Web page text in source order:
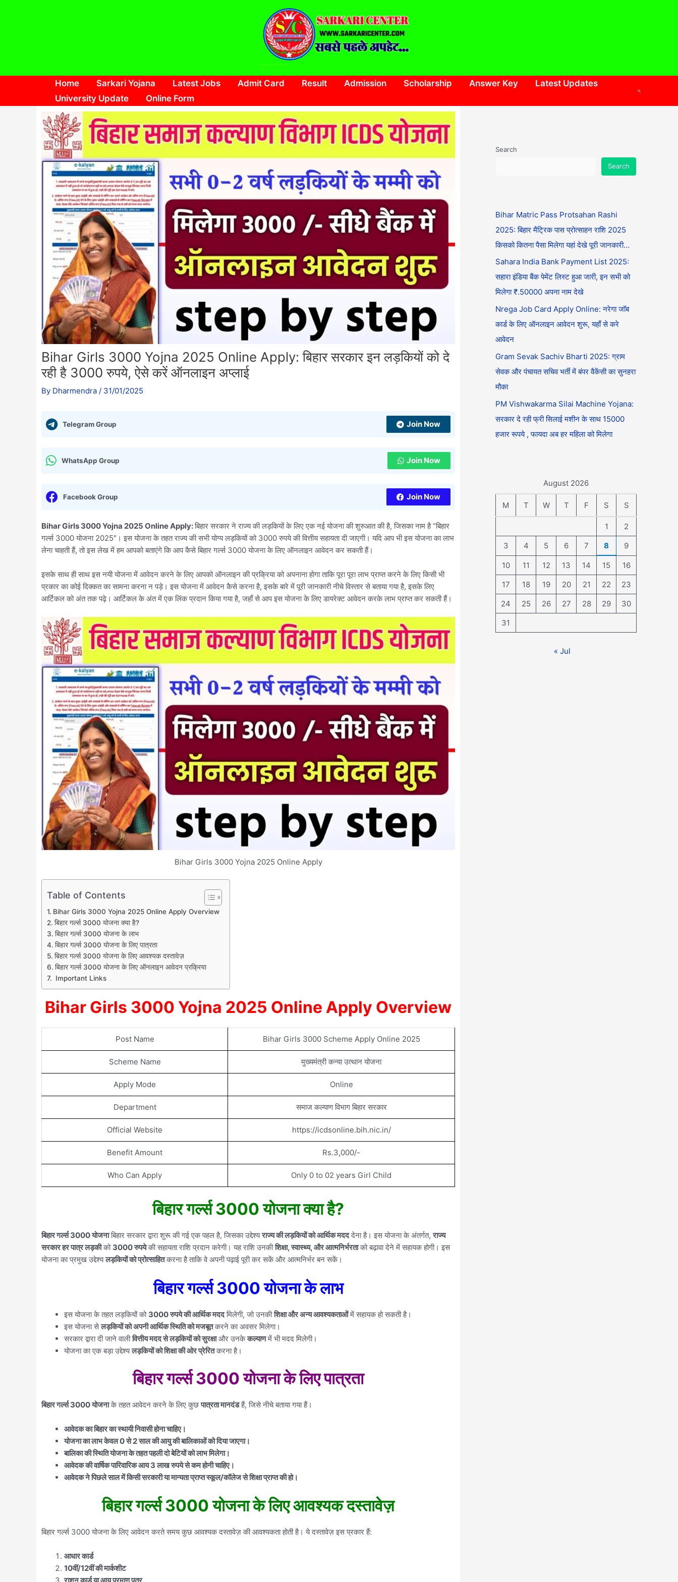
SARKARI CENTER
Home Sarkari Yojana Latest Jobs Admit Card Result Admission Scholarship Answer Key
Latest Updates
University Update
Online Form
Search
Bihar Girls 3000 Yojna 2025 Online Apply: बिहार सरकार इन लड़कियों को दे
रही है 3000 रुपये, ऐसे करें ऑनलाइन अप्लाई
By Dharmendra / 31/01/2025
Telegram Group Join Now
WhatsApp Group Join Now
Facebook Group Join Now
Bihar Girls 3000 Yojna 2025 Online Apply:बिहार सरकार ने राज्य की लड़कियों के लिए एक नई योजना की शुरुआत की है, जिसका नाम है “बिहार
गर्ल्स 3000 योजना 2025″। इस योजना के तहत राज्य की सभी योग्य लड़कियों को 3000 रुपये की वित्तीय सहायता दी जाएगी। यदि आप भी इस योजना का लाभ
लेना चाहती हैं, तो इस लेख में हम आपको बताएंगे कि आप कैसे बिहार गर्ल्स 3000 योजना के लिए ऑनलाइन आवेदन कर सकती हैं।
इसके साथ ही साथ इस नयी योजना में आवेदन करने के लिए आपको ऑनलाइन की प्रक्रिया को अपनाना होगा ताकि पूरा पूरा लाभ प्राप्त करने के लिए किसी भी
प्रकार का कोई दिक्कत का सामना करना न पड़े। इस योजना में आवेदन कैसे करना है, इसके बारे में पूरी जानकारी नीचे विस्तार से बताया गया है, इसके लिए
आर्टिकल को अंत तक पढ़े। आर्टिकल के अंत में एक लिंक प्रदान किया गया है, जहाँ से आप इस योजना के लिए डायरेक्ट आवेदन करके लाभ प्राप्त कर सकती हैं।
Bihar Girls 3000 Yojna 2025 Online Apply
Table of Contents
Bihar Girls 3000 Yojna 2025 Online Apply Overview
बिहार गर्ल्स 3000 योजना क्या है?
बिहार गर्ल्स 3000 योजना के लाभ
बिहार गर्ल्स 3000 योजना के लिए पात्रता
बिहार गर्ल्स 3000 योजना के लिए आवश्यक दस्तावेज़
बिहार गर्ल्स 3000 योजना के लिए ऑनलाइन आवेदन प्रक्रिया
Important Links
Bihar Girls 3000 Yojna 2025 Online Apply Overview
Post Name Bihar Girls 3000 Scheme Apply Online 2025
Scheme Name मुख्यमंत्री कन्या उत्थान योजना
Apply Mode Online
Department समाज कल्याण विभाग बिहार सरकार
Official Website https://icdsonline.bih.nic.in/
Benefit Amount Rs.3,000/-
Who Can Apply Only 0 to 02 years Girl Child
बिहार गर्ल्स 3000 योजना क्या है?
बिहार गर्ल्स 3000 योजनाबिहार सरकार द्वारा शुरू की गई एक पहल है, जिसका उद्देश्यराज्य की लड़कियों को आर्थिक मदददेना है। इस योजना के अंतर्गत,राज्य
सरकार हर पात्र लड़कीको 3000 रुपयेकी सहायता राशि प्रदान करेगी। यह राशि उनकीशिक्षा, स्वास्थ्य, और आत्मनिर्भरताको बढ़ावा देने में सहायक होगी। इस
योजना का प्रमुख उद्देश्यलड़कियों को प्रोत्साहितकरना है ताकि वे अपनी पढ़ाई पूरी कर सकें और आत्मनिर्भर बन सकें।
बिहार गर्ल्स 3000 योजना के लाभ
इस योजना के तहत लड़कियों को 3000 रुपये की आर्थिक मददमिलेगी, जो उनकीशिक्षा और अन्य आवश्यकताओंमें सहायक हो सकती है।
इस योजना सेलड़कियों को अपनी आर्थिक स्थिति को मजबूतकरने का अवसर मिलेगा।
सरकार द्वारा दी जाने वालीवित्तीय मदद से लड़कियों को सुरक्षाऔर उनकेकल्याणमें भी मदद मिलेगी।
योजना का एक बड़ा उद्देश्यलड़कियों को शिक्षा की ओर प्रेरितकरना है।
बिहार गर्ल्स 3000 योजना के लिए पात्रता
बिहार गर्ल्स 3000 योजनाके तहत आवेदन करने के लिए कुछपात्रता मानदंडहैं, जिसे नीचे बताया गया हैं।
आवेदक का बिहार का स्थायी निवासी होना चाहिए।
योजना का लाभ केवल 0 से 2 साल की आयु की बालिकाओं को दिया जाएगा।
बालिका की स्थिति योजना के तहत पहली दो बेटियों को लाभ मिलेगा।
आवेदक की वार्षिक पारिवारिक आय 3 लाख रुपये से कम होनी चाहिए।
आवेदक ने पिछले साल में किसी सरकारी या मान्यता प्राप्त स्कूल/कॉलेज से शिक्षा प्राप्त की हो।
बिहार गर्ल्स 3000 योजना के लिए आवश्यक दस्तावेज़
बिहार गर्ल्स 3000 योजना के लिए आवेदन करते समय कुछ आवश्यक दस्तावेज़ की आवश्यकता होती है। ये दस्तावेज़ इस प्रकार हैं:
आधार कार्ड
10वीं/12वीं की मार्कशीट
राशन कार्ड या आय प्रमाण पत्र
Search
Search
Bihar Matric Pass Protsahan Rashi
2025: बिहार मैट्रिक पास प्रोत्साहन राशि 2025
किसको कितना पैसा मिलेगा यहां देखे पूरी जानकारी…
Sahara India Bank Payment List 2025:
सहारा इंडिया बैंक पेमेंट लिस्ट हुआ जारी, इन सभी को
मिलेगा ₹.50000 अपना नाम देखे
Nrega Job Card Apply Online: नरेगा जॉब
कार्ड के लिए ऑनलाइन आवेदन शुरू, यहाँ से करे
आवेदन
Gram Sevak Sachiv Bharti 2025: ग्राम
सेवक और पंचायत सचिव भर्ती में बंपर वैकेंसी का सुनहरा
मौका
PM Vishwakarma Silai Machine Yojana:
सरकार दे रही फ्री सिलाई मशीन के साथ 15000
हजार रूपये , फायदा अब हर महिला को मिलेगा
August 2026
M T W T F S S
1
2
3
4 5 6 7 8 9
10 11 12 13 14 15
16
17
18 19 20 21 22
23
24
25 26 27 28 29
30
31
« Jul